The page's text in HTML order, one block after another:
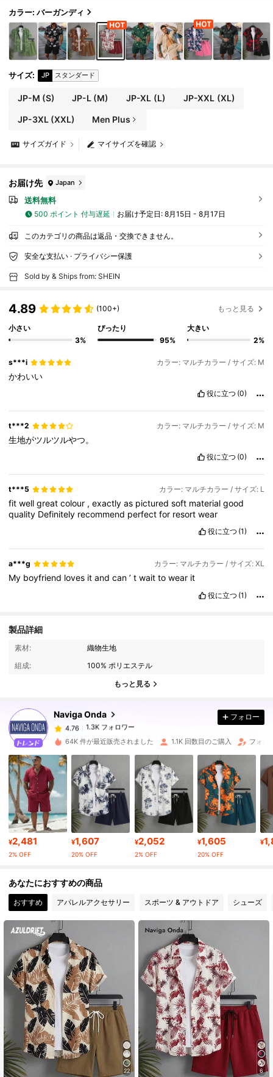
ホリデー
カラー: バーガンディ
サイズ: JP スタンダード
JP-M (S) JP-L (M) JP-XL (L) JP-XXL (XL)
JP-3XL(XXL) Men Plus
マイサイズを確認
サイズガイド
お届け先 Japan
送料無料
500 ポイント 付与遅延 お届け予定日: 8月15日 - 8月17日
このカテゴリの商品は返品・交換できません。
安全な支払い · プライバシー保護
Sold by & Ships from: SHEIN
4.89 (100+) もっと見る
小さい
3%
ぴったり
95%
大きい
2%
s***i カラー: マルチカラー / サイズ: M
かわいい
役に立つ (0)
t***2 カラー: マルチカラー / サイズ: M
生地がツルツルやつ。
役に立つ (0)
t***5 カラー: マルチカラー / サイズ: L
fitwellgreatcolour ,exactlyas picturedsoft materialgood
quality Definitely recommend perfectfor resortwear
役に立つ (1)
a***g カラー: マルチカラー / サイズ: XL
My boyfriend loves itandcan’twaittowear it
役に立つ (1)
製品詳細
素材:
織物生地
組成:
100% ポリエステル
もっと見る
Naviga Onda
1.3K フォロワー
4.76
1.3K フォロワー
a***k は1日前に購入しました
4.76 1.3K フォロワー
4.76 1.3K フォロワー
4.76 1.3K フォロワー
4.76 1.3K フォロワー
4.76
4.76 1.3K フォロワー
4.76 1.3K フォロワー
フォロー
64K 件が最近販売されました 1.1K 回数目のご購入 フォロ
¥2,481
2% OFF
¥1,607
20% OFF
¥2,052
2% OFF
¥1,605
20% OFF
¥
あなたにおすすめの商品
おすすめ アパレルアクセサリー スポーツ & アウトドア シューズ
22 6